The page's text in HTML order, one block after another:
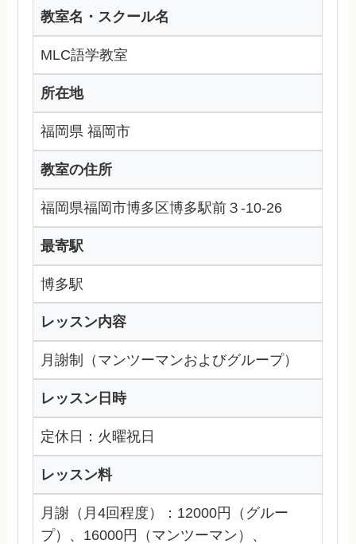
教室名・スクール名
MLC語学教室
所在地
福岡県 福岡市
教室の住所
福岡県福岡市博多区博多駅前３-10-26
最寄駅
博多駅
レッスン内容
月謝制（マンツーマンおよびグループ）
レッスン日時
定休日：火曜祝日
レッスン料
月謝（月4回程度）：12000円（グルー
プ）、16000円（マンツーマン）、